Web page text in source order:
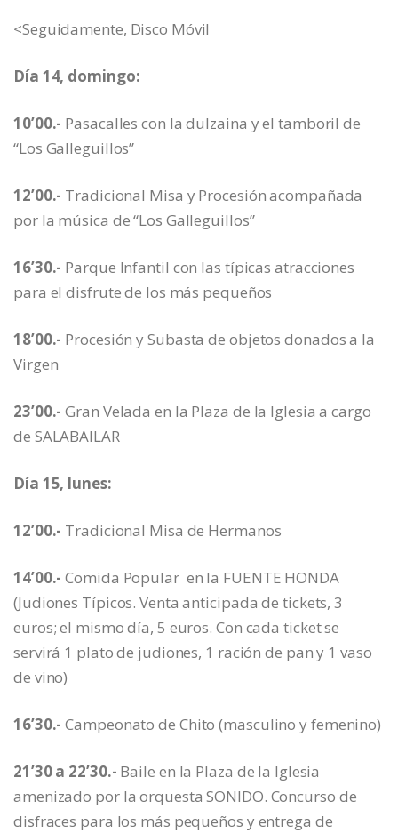
<Seguidamente, Disco Móvil
Día 14, domingo:
10’00.- Pasacalles con la dulzaina y el tamboril de
“Los Galleguillos”
12’00.- Tradicional Misa y Procesión acompañada
por la música de “Los Galleguillos”
16’30.- Parque Infantil con las típicas atracciones
para el disfrute de los más pequeños
18’00.- Procesión y Subasta de objetos donados a la
Virgen
23’00.- Gran Velada en la Plaza de la Iglesia a cargo
de SALABAILAR
Día 15, lunes:
12’00.- Tradicional Misa de Hermanos
14’00.- Comida Popular en la FUENTE HONDA
(Judiones Típicos. Venta anticipada de tickets, 3
euros; el mismo día, 5 euros. Con cada ticket se
servirá 1 plato de judiones, 1 ración de pan y 1 vaso
de vino)
16’30.- Campeonato de Chito (masculino y femenino)
21’30 a 22’30.- Baile en la Plaza de la Iglesia
amenizado por la orquesta SONIDO. Concurso de
disfraces para los más pequeños y entrega de